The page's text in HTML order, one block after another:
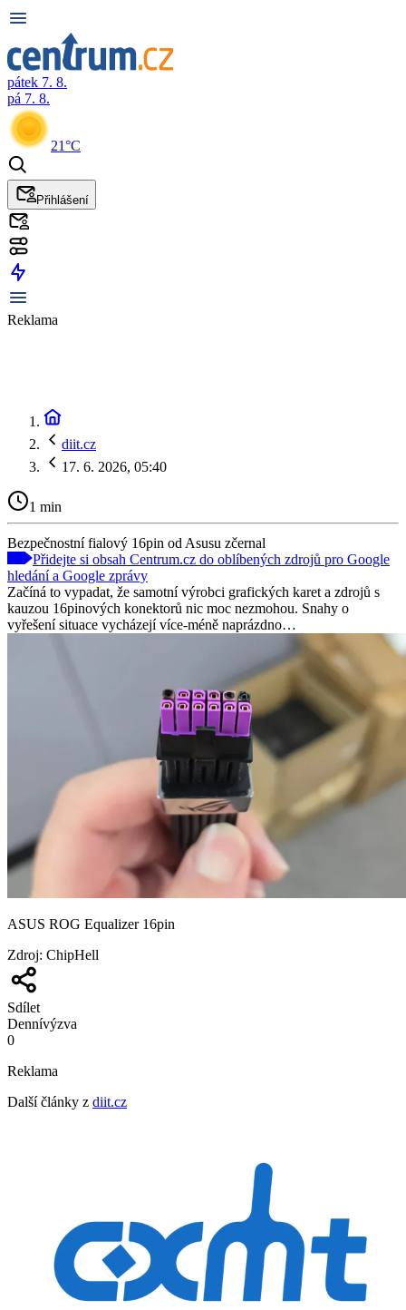
pátek 7. 8.
pá 7. 8.
21°C
Přihlášení
Reklama
diit.cz
17. 6. 2026, 05:40
1 min
Bezpečnostní fialový 16pin od Asusu zčernal
Přidejte si obsah Centrum.cz do oblíbených zdrojů pro Google
hledání a Google zprávy
Začíná to vypadat, že samotní výrobci grafických karet a zdrojů s
kauzou 16pinových konektorů nic moc nezmohou. Snahy o
vyřešení situace vycházejí více-méně naprázdno…
ASUS ROG Equalizer 16pin
Zdroj: ChipHell
Sdílet
Dennívýzva
0
Reklama
Další články z diit.cz